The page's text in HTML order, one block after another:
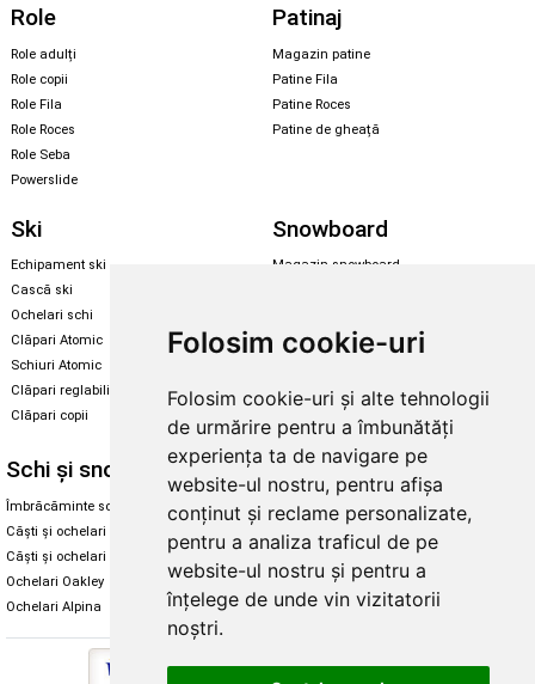
Folosim cookie-uri
Folosim cookie-uri și alte tehnologii
de urmărire pentru a îmbunătăți
experiența ta de navigare pe
website-ul nostru, pentru afișa
conținut și reclame personalizate,
pentru a analiza traficul de pe
website-ul nostru și pentru a
înțelege de unde vin vizitatorii
noștri.
Role
Role adulți
Role copii
Role Fila
Role Roces
Role Seba
Powerslide
Patinaj
Magazin patine
Patine Fila
Patine Roces
Patine de gheață
Ski
Echipament ski
Cască ski
Ochelari schi
Clăpari Atomic
Schiuri Atomic
Clăpari reglabili
Clăpari copii
Snowboard
Magazin snowboard
Santa Cruz
Enuff Skateboards
Schi și snowboard
Îmbrăcăminte schi și snowboard
Căști și ochelari de iarnă
Căști și ochelari Alpina
Ochelari Oakley
Ochelari Alpina
Diverse
Cum aleg rolele
Cum aleg ochelarii
Ochelari de soare Oakley
Ochelari de soare Alpina
Intretinere manusi